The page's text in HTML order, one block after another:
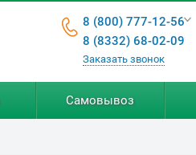
8 (800) 777-12-56
8 (8332) 68-02-09
Заказать звонок
Самовывоз